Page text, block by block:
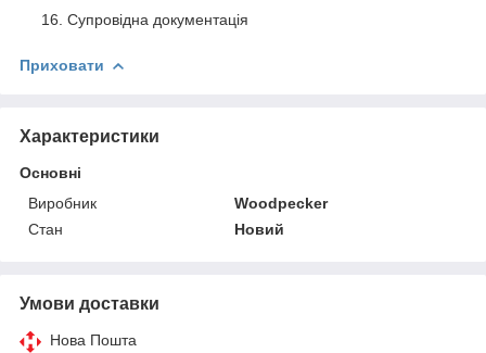
Супровідна документація
Приховати
Характеристики
Основні
Виробник
Woodpecker
Стан
Новий
Умови доставки
Нова Пошта